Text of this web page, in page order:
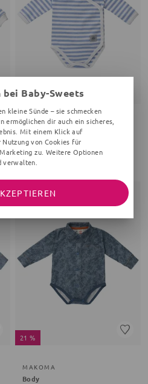
21 %
MAKOMA
Wickelbody
Streifen, hellblau
14,10 €
Letzte Chance
21 %
MAKOMA
Body
Baby-Sweets
kleine Sünde – sie schmecken
ermöglichen dir auch ein sicheres,
Mit einem Klick auf
Nutzung von Cookies für
zu. Weitere Optionen
verwalten.